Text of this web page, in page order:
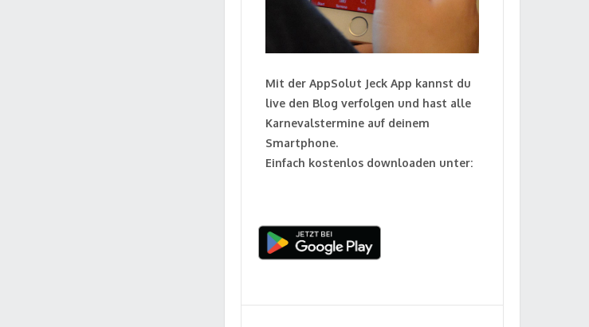
Mit der AppSolut Jeck App kannst du
live den Blog verfolgen und hast alle
Karnevalstermine auf deinem
Smartphone.
Einfach kostenlos downloaden unter: